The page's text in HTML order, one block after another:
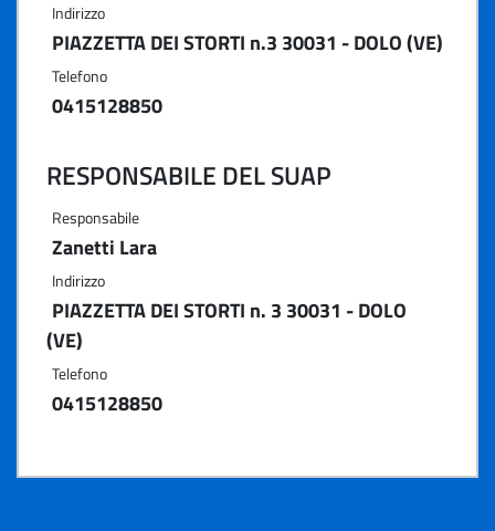
Indirizzo
PIAZZETTA DEI STORTI n.3 30031 - DOLO (VE)
Telefono
0415128850
RESPONSABILE DEL SUAP
Responsabile
Zanetti Lara
Indirizzo
PIAZZETTA DEI STORTI n. 3 30031 - DOLO
(VE)
Telefono
0415128850